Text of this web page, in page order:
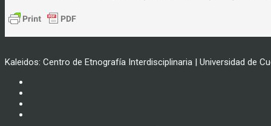
Kaleidos: Centro de Etnografía Interdisciplinaria | Universidad de